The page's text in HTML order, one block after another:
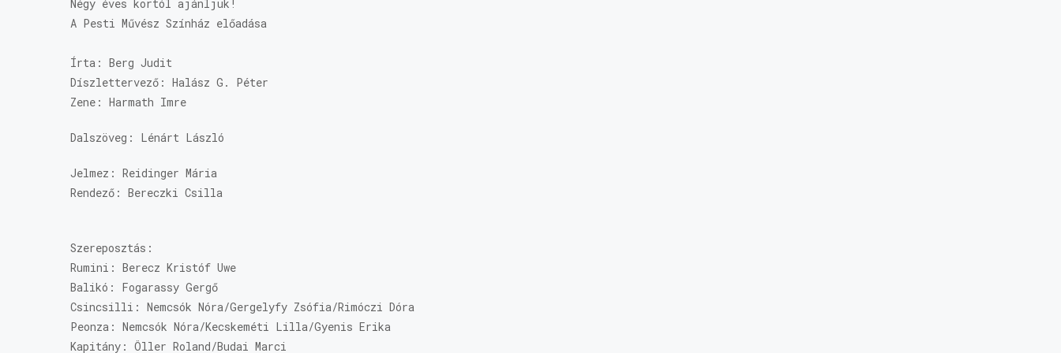
Négy éves kortól ajánljuk!
A Pesti Művész Színház előadása
Írta: Berg Judit
Díszlettervező: Halász G. Péter
Zene: Harmath Imre
Dalszöveg: Lénárt László
Jelmez: Reidinger Mária
Rendező: Bereczki Csilla
Szereposztás:
Rumini: Berecz Kristóf Uwe
Balikó: Fogarassy Gergő
Csincsilli: Nemcsók Nóra/Gergelyfy Zsófia/Rimóczi Dóra
Peonza: Nemcsók Nóra/Kecskeméti Lilla/Gyenis Erika
Kapitány: Öller Roland/Budai Marci